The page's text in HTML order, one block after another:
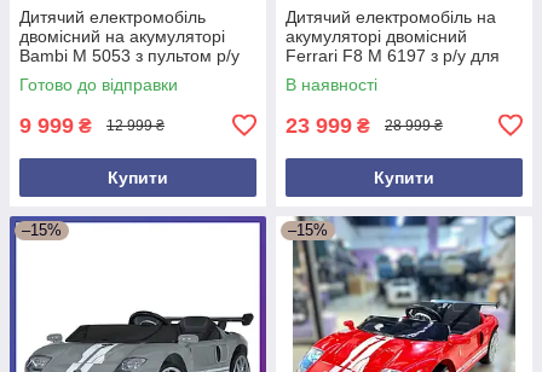
Дитячий електромобіль
двомісний на акумуляторі
Bambi M 5053 з пультом р/у
для дітей 3-8 років Білий
Готово до відправки
9 999 ₴ 12 999 ₴
Купити
Дитячий електромобіль на
акумуляторі двомісний
Ferrari F8 M 6197 з р/у для
дітей 3-8 років Білий
В наявності
23 999 ₴ 28 999 ₴
Купити
–15% –15%